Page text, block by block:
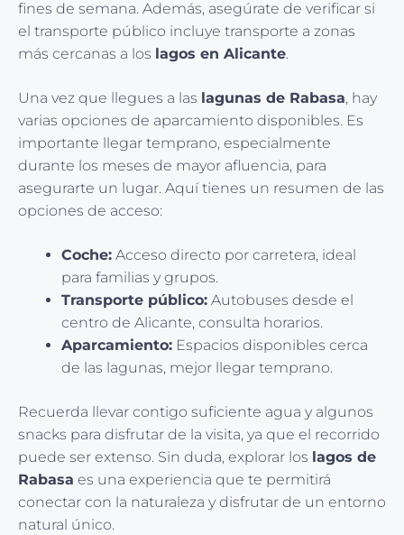
fines de semana. Además, asegúrate de verificar si
el transporte público incluye transporte a zonas
más cercanas a los lagos en Alicante.
Una vez que llegues a las lagunas de Rabasa, hay
varias opciones de aparcamiento disponibles. Es
importante llegar temprano, especialmente
durante los meses de mayor afluencia, para
asegurarte un lugar. Aquí tienes un resumen de las
opciones de acceso:
Coche: Acceso directo por carretera, ideal
para familias y grupos.
Transporte público: Autobuses desde el
centro de Alicante, consulta horarios.
Aparcamiento: Espacios disponibles cerca
de las lagunas, mejor llegar temprano.
Recuerda llevar contigo suficiente agua y algunos
snacks para disfrutar de la visita, ya que el recorrido
puede ser extenso. Sin duda, explorar los lagos de
Rabasa es una experiencia que te permitirá
conectar con la naturaleza y disfrutar de un entorno
natural único.